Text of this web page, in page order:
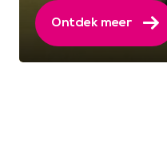
Ontdek meer